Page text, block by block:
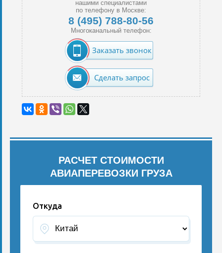
нашими специалистами
по телефону в Москве:
8 (495) 788-80-56
Многоканальный телефон:
Заказать звонок
Сделать запрос
РАСЧЕТ СТОИМОСТИ
АВИАПЕРЕВОЗКИ ГРУЗА
Откуда